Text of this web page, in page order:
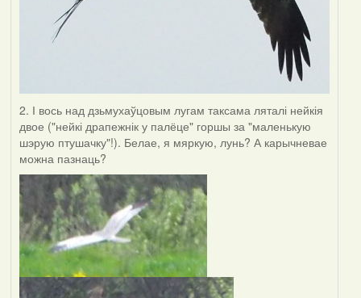
2. І вось над дзьмухаўцовым лугам таксама ляталі нейкія
двое ("нейкі драпежнік у палёце" горшы за "маленькую
шэрую птушачку"!). Белае, я мяркую, лунь? А карычневае
можна пазнаць?